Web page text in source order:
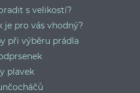
s velikostí?
je pro vás vhodný?
při výběru prádla
plavek